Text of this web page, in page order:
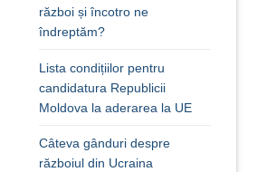
război și încotro ne
îndreptăm?
Lista condițiilor pentru
candidatura Republicii
Moldova la aderarea la UE
Câteva gânduri despre
războiul din Ucraina